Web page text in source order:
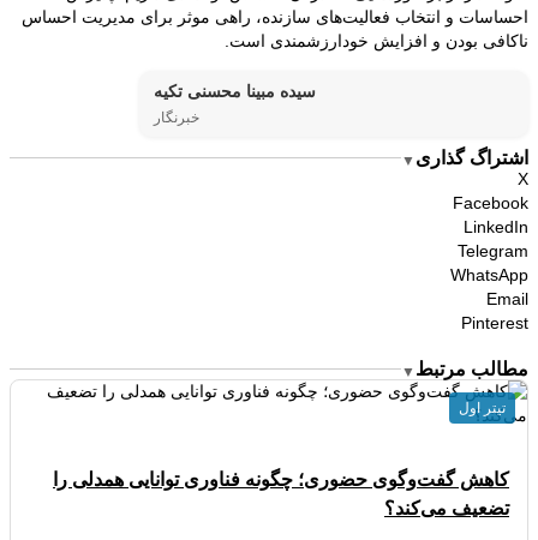
احساسات و انتخاب فعالیت‌های سازنده، راهی موثر برای مدیریت احساس
ناکافی بودن و افزایش خودارزشمندی است.
سیده مبینا محسنی تکیه
خبرنگار
اشتراگ گذاری ▼
X
Facebook
LinkedIn
Telegram
WhatsApp
Email
Pinterest
مطالب مرتبط ▼
کاهش گفت‌وگوی حضوری؛ چگونه فناوری توانایی همدلی را
تضعیف می‌کند؟
تیتر اول